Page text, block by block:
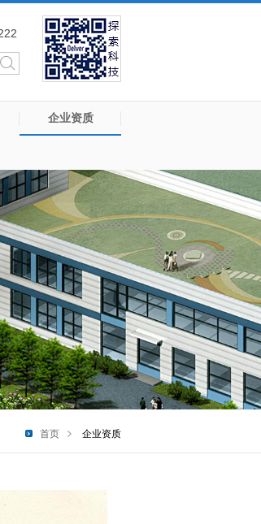
企业资质
首页 企业资质